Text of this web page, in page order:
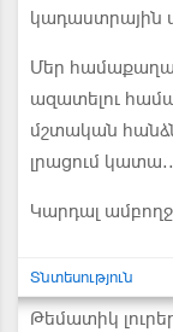
կադաստրային
Մեր
ազատելու
մշտական
լրացում
Կարդալ
Տնտեսություն
Թեմատիկ